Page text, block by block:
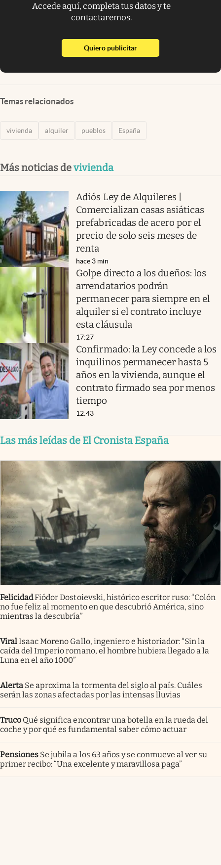
Accede aquí, completa tus datos y te
contactaremos.
Quiero publicitarabre en nueva pestaña
Temas relacionados
vivienda alquiler pueblos España
Más noticias devivienda
Adiós Ley de Alquileres |
Comercializan casas asiáticas
prefabricadas de acero por el
precio de solo seis meses de
renta
hace 3 min
Golpe directo a los dueños: los
arrendatarios podrán
permanecer para siempre en el
alquiler si el contrato incluye
esta cláusula
17:27
Confirmado: la Ley concede a los
inquilinos permanecer hasta 5
años en la vivienda, aunque el
contrato firmado sea por menos
tiempo
12:43
Las más leídas de El Cronista España
FelicidadFiódor Dostoievski, histórico escritor ruso: “Colón
no fue feliz al momento en que descubrió América, sino
mientras la descubría”
ViralIsaac Moreno Gallo, ingeniero e historiador: “Sin la
caída del Imperio romano, el hombre hubiera llegado a la
Luna en el año 1000”
Alerta Se aproxima la tormenta del siglo al país. Cuáles
serán las zonas afectadas por las intensas lluvias
Truco Qué significa encontrar una botella en la rueda del
coche y por qué es fundamental saber cómo actuar
Pensiones Se jubila a los 63 años y se conmueve al ver su
primer recibo: “Una excelente y maravillosa paga”